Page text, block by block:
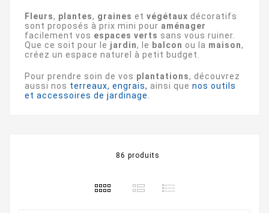
Fleurs, plantes, graines et végétaux décoratifs
sont proposés à prix mini pour aménager
facilement vos espaces verts sans vous ruiner.
Que ce soit pour le jardin, le balcon ou la maison,
créez un espace naturel à petit budget.
Pour prendre soin de vos plantations, découvrez
aussi nos terreaux, engrais, ainsi que nos outils
et accessoires de jardinage.
86 produits